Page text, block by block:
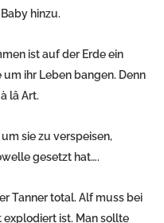
hinzu.
ist auf der Erde ein
ihr Leben bangen. Denn
lâ Art.
sie zu verspeisen,
gesetzt hat….
Tanner total. Alf muss bei
explodiert ist. Man sollte